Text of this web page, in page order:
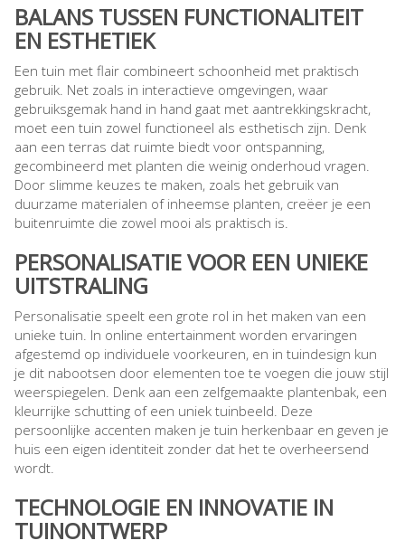
BALANS TUSSEN FUNCTIONALITEIT
EN ESTHETIEK
Een tuin met flair combineert schoonheid met praktisch
gebruik. Net zoals in interactieve omgevingen, waar
gebruiksgemak hand in hand gaat met aantrekkingskracht,
moet een tuin zowel functioneel als esthetisch zijn. Denk
aan een terras dat ruimte biedt voor ontspanning,
gecombineerd met planten die weinig onderhoud vragen.
Door slimme keuzes te maken, zoals het gebruik van
duurzame materialen of inheemse planten, creëer je een
buitenruimte die zowel mooi als praktisch is.
PERSONALISATIE VOOR EEN UNIEKE
UITSTRALING
Personalisatie speelt een grote rol in het maken van een
unieke tuin. In online entertainment worden ervaringen
afgestemd op individuele voorkeuren, en in tuindesign kun
je dit nabootsen door elementen toe te voegen die jouw stijl
weerspiegelen. Denk aan een zelfgemaakte plantenbak, een
kleurrijke schutting of een uniek tuinbeeld. Deze
persoonlijke accenten maken je tuin herkenbaar en geven je
huis een eigen identiteit zonder dat het te overheersend
wordt.
TECHNOLOGIE EN INNOVATIE IN
TUINONTWERP